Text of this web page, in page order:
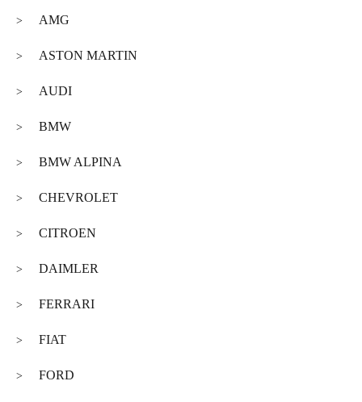
> AMG
> ASTON MARTIN
> AUDI
> BMW
> BMW ALPINA
> CHEVROLET
> CITROEN
> DAIMLER
> FERRARI
> FIAT
> FORD